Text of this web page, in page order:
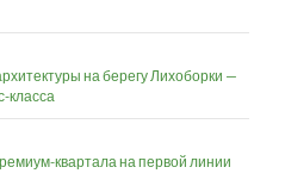
на берегу Лихоборки —
класса
квартала на первой линии